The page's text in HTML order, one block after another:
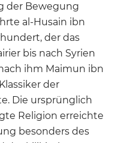
der Bewegung
al-Husain ibn
der das
bis nach Syrien
ihm Maimun ibn
der
Die ursprünglich
Religion erreichte
besonders des